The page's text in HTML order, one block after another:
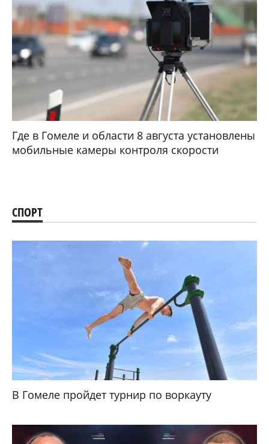
Где в Гомеле и области 8 августа установлены
мобильные камеры контроля скорости
СПОРТ
В Гомеле пройдет турнир по воркауту